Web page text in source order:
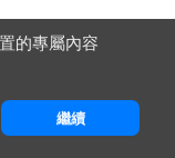
的專屬內容
繼續